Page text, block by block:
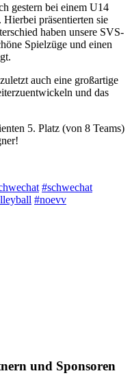
gestern bei einem U14
präsentierten sie
haben unsere SVS-
Spielzüge und einen
auch eine großartige
und das
5. Platz (von 8 Teams)
#schwechat
#noevv
und Sponsoren